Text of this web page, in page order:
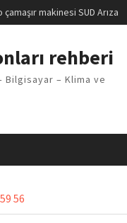
buzdolabı E1 Arıza
Çözümü
Arıza Kodu Regal kombi
rehberi
Bilgisayar – Klima ve
56